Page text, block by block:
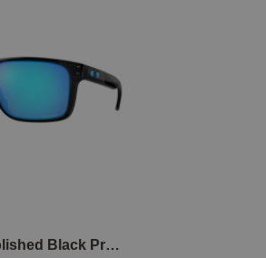
Holbrook XL Polished Black Prizm Sapphire